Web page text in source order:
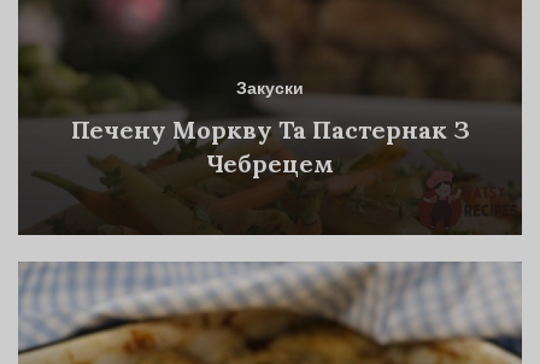
Закуски
Печену Моркву Та Пастернак З
Чебрецем